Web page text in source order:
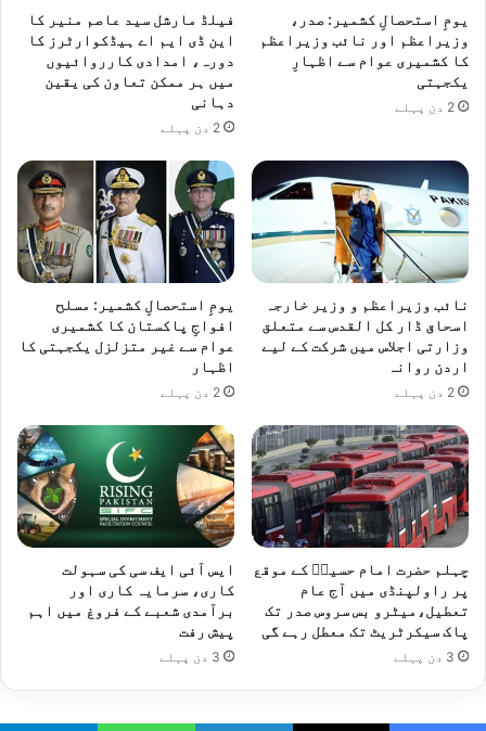
یومِ استحصالِ کشمیر: صدر،
وزیراعظم اور نائب وزیراعظم
کا کشمیری عوام سے اظہارِ
یکجہتی
2 دن پہلے
فیلڈ مارشل سید عاصم منیر کا
این ڈی ایم اے ہیڈکوارٹرز کا
دورہ، امدادی کارروائیوں
میں ہر ممکن تعاون کی یقین
دہانی
2 دن پہلے
نائب وزیراعظم و وزیر خارجہ
اسحاق ڈار کل القدس سے متعلق
وزارتی اجلاس میں شرکت کے لیے
اردن روانہ
2 دن پہلے
یومِ استحصالِ کشمیر: مسلح
افواجِ پاکستان کا کشمیری
عوام سے غیر متزلزل یکجہتی کا
اظہار
2 دن پہلے
چہلم حضرت امام حسینؓ کے موقع
پر راولپنڈی میں آج عام
تعطیل،میٹرو بس سروس صدر تک
پاک سیکرٹریٹ تک معطل رہے گی
3 دن پہلے
ایس آئی ایف سی کی سہولت
کاری، سرمایہ کاری اور
برآمدی شعبے کے فروغ میں اہم
پیش رفت
3 دن پہلے